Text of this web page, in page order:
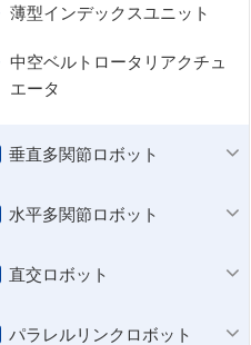
薄型インデックスユニット
中空ベルトロータリアクチュ
エータ
垂直多関節ロボット
水平多関節ロボット
直交ロボット
パラレルリンクロボット